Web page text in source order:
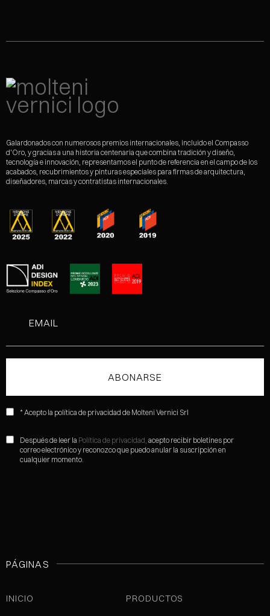
Galardonados con numerosos premios internacionales, incluido el Compasso
d'Oro, y gracias a una historia centenaria que combina tradición y diseño,
tecnología e innovación, representamos el punto de referencia en el campo de los
acabados, recubrimientos y pinturas especiales para firmas de arquitectura,
diseñadores, marcas y contratistas internacionales.
* Acepto la política de privacidad de Molteni Vernici Srl
Después de leer la Política de privacidad, acepto recibir boletines por
correo electrónico y reconozco que puedo anular la suscripción en
cualquier momento.
PÁGINAS
INICIO PRODUCTOS